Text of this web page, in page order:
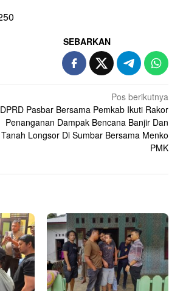
SEBARKAN
Pos berikutnya
DPRD Pasbar Bersama Pemkab Ikuti Rakor
Penanganan Dampak Bencana Banjir Dan
Tanah Longsor Di Sumbar Bersama Menko
PMK